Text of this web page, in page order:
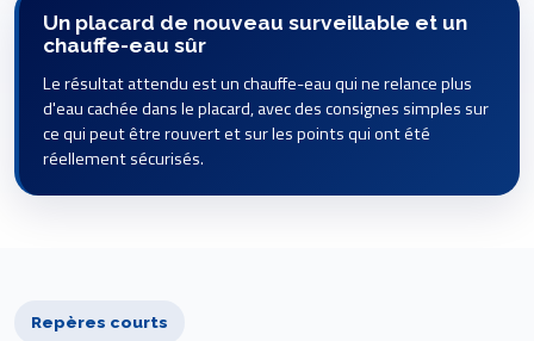
Un placard de nouveau surveillable et un
chauffe-eau sûr
Le résultat attendu est un chauffe-eau qui ne relance plus
d'eau cachée dans le placard, avec des consignes simples sur
ce qui peut être rouvert et sur les points qui ont été
réellement sécurisés.
Repères courts